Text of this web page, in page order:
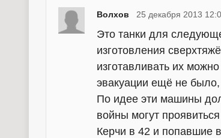
Волхов 25 декабря 2013
Это танки для
изготовления
изготавливать их
эвакуации ещё не
По идее эти машины
войны могут
Керчи в 42 и попавшие